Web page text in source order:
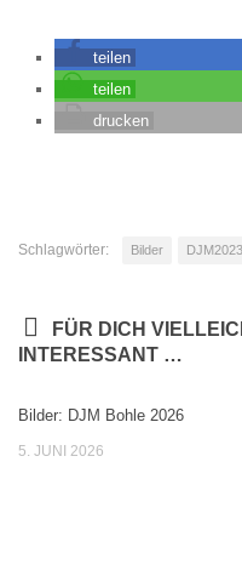
teilen
teilen
drucken
Schlagwörter: Bilder DJM2023
FÜR DICH
INTERESSANT …
Bilder: DJM Bohle 2026
5. JUNI 2026